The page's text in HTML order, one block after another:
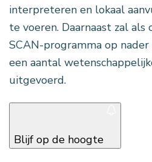
interpreteren en lokaal
te voeren. Daarnaast zal
SCAN-programma op
een aantal
uitgevoerd.
Blijf op de hoogte